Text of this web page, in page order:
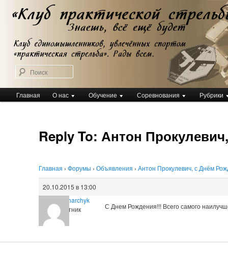
Перейти
основному
содержимому
Клуб практической стрельбы
Клуб практической стрельбы
Главное
меню
Главная О нас Обучение Соревнования Рубрики
Reply To: Антон
Главная › Форумы › Объявления › Антон Прокулевич, с Днём
20.10.2015 в 13:00
Olga Prokharchyk
Участник
С Днем Рождения!!! Всего самого